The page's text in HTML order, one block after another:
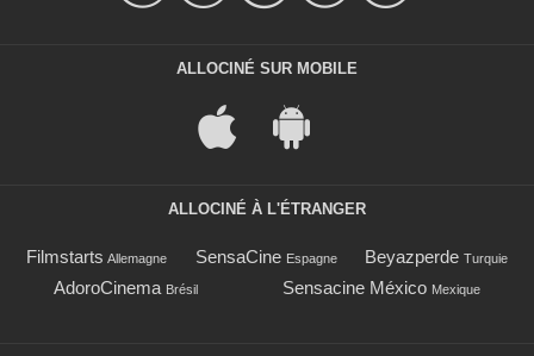
ALLOCINÉ SUR MOBILE
ALLOCINÉ À L'ÉTRANGER
Filmstarts Allemagne SensaCine Espagne Beyazperde Turquie
AdoroCinema Brésil Sensacine México Mexique